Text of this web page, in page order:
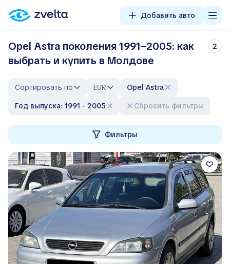
Добавить авто
Opel Astra поколения 1991–2005: как
выбрать и купить в Молдове
2
Сортировать по EUR
Opel Astra
Год выпуска: 1991 - 2005
Сбросить фильтры
Фильтры